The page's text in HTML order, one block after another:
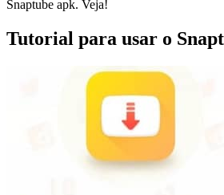
Snaptube apk. Veja!
Tutorial para usar o